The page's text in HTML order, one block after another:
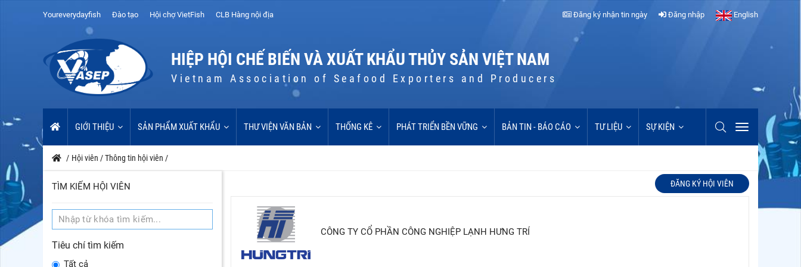
Youreverydayfish Đào tạo Hội chợ VietFish CLB Hàng nội địa Đăng ký nhận tin ngày Đăng nhập English
HIỆP HỘI CHẾ BIẾN VÀ XUẤT KHẨU THỦY SẢN VIỆT NAM
Vietnam Association of Seafood Exporters and Producers
GIỚI THIỆU SẢN PHẨM XUẤT KHẨU THƯ VIỆN VĂN BẢN THỐNG KÊ PHÁT TRIỂN BỀN VỮNG BẢN TIN - BÁO CÁO TƯ LIỆU SỰ KIỆN
/ Hội viên /Thông tin hội viên /
TÌM KIẾM HỘI VIÊN
Tiêu chí tìm kiếm
Tất cả
ĐĂNG KÝ HỘI VIÊN
CÔNG TY CỔ PHẦN CÔNG NGHIỆP LẠNH HƯNG TRÍ